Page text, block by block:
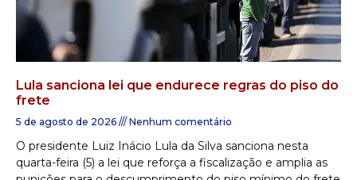
Lula sanciona lei que endurece regras do piso do
frete
5 de agosto de 2026 Nenhum comentário
O presidente Luiz Inácio Lula da Silva sanciona nesta
quarta-feira (5) a lei que reforça a fiscalização e amplia as